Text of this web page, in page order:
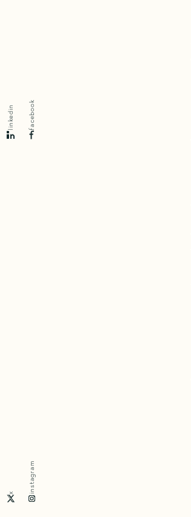
linkedin facebook
x instagram